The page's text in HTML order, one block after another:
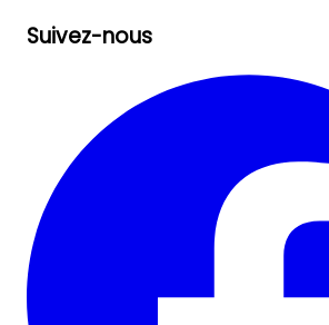
Suivez-nous